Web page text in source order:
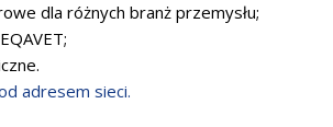
dla różnych branż przemysłu;
adresem sieci.